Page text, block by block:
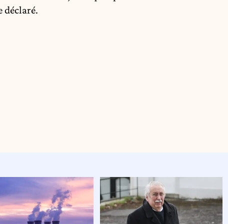
déclaré.